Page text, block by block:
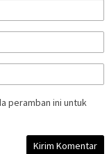
peramban ini untuk